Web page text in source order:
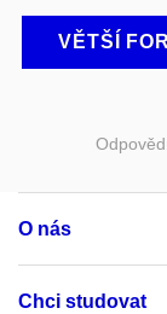
VĚTŠÍ
O nás
Chci studovat